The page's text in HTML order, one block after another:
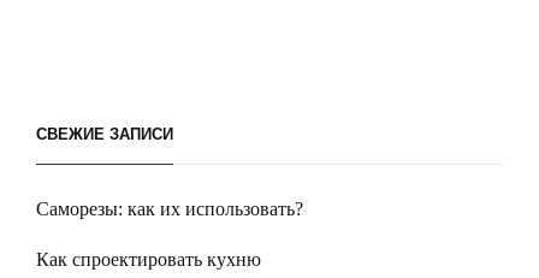
СВЕЖИЕ ЗАПИСИ
Саморезы: как их использовать?
Как спроектировать кухню